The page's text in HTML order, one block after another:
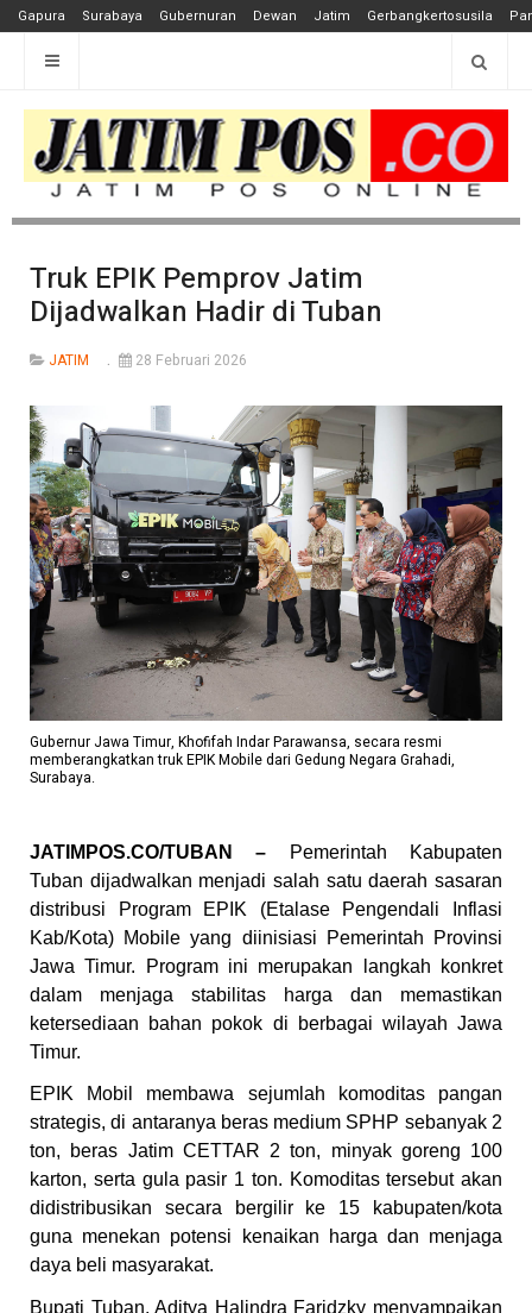
Gapura Surabaya Gubernuran Dewan Jatim Gerbangkertosusila
Truk EPIK Pemprov Jatim
Dijadwalkan Hadir di Tuban
JATIM 28 Februari 2026
Gubernur Jawa Timur, Khofifah Indar Parawansa, secara resmi
memberangkatkan truk EPIK Mobile dari Gedung Negara Grahadi,
Surabaya.
JATIMPOS.CO/TUBAN – Pemerintah Kabupaten
Tuban dijadwalkan menjadi salah satu daerah sasaran
distribusi Program EPIK (Etalase Pengendali Inflasi
Kab/Kota) Mobile yang diinisiasi Pemerintah Provinsi
Jawa Timur. Program ini merupakan langkah konkret
dalam menjaga stabilitas harga dan memastikan
ketersediaan bahan pokok di berbagai wilayah Jawa
Timur.
EPIK Mobil membawa sejumlah komoditas pangan
strategis, di antaranya beras medium SPHP sebanyak 2
ton, beras Jatim CETTAR 2 ton, minyak goreng 100
karton, serta gula pasir 1 ton. Komoditas tersebut akan
didistribusikan secara bergilir ke 15 kabupaten/kota
guna menekan potensi kenaikan harga dan menjaga
daya beli masyarakat.
Bupati Tuban, Aditya Halindra Faridzky menyampaikan